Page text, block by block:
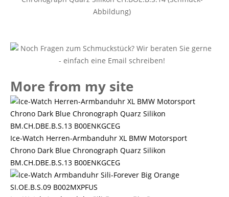
Abbildung)
More from my site
Ice-Watch Herren-Armbanduhr XL BMW Motorsport
Chrono Dark Blue Chronograph Quarz Silikon
BM.CH.DBE.B.S.13 B00ENKGCEG